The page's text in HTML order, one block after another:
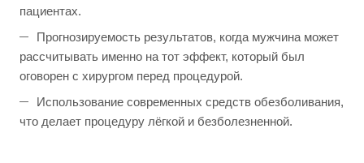
пациентах.
Прогнозируемость результатов, когда мужчина может
рассчитывать именно на тот эффект, который был
оговорен с хирургом перед процедурой.
Использование современных средств обезболивания,
что делает процедуру лёгкой и безболезненной.